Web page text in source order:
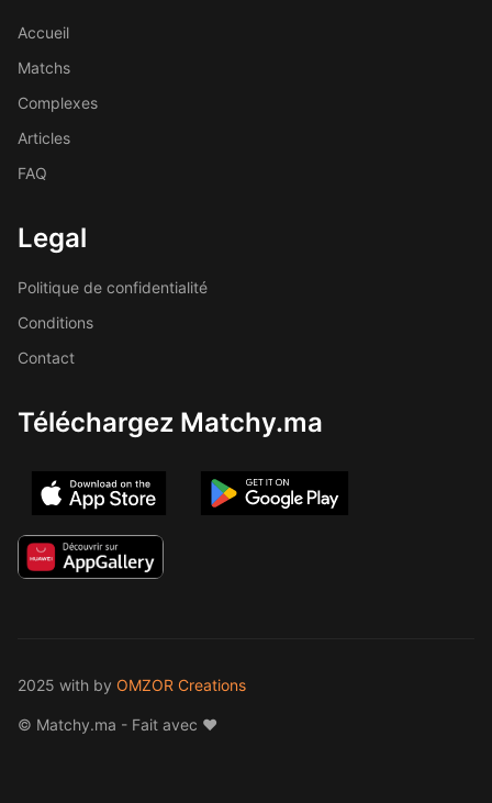
Accueil
Matchs
Complexes
Articles
FAQ
Legal
Politique de confidentialité
Conditions
Contact
Téléchargez Matchy.ma
2025 with by OMZOR Creations
© Matchy.ma - Fait avec ❤️